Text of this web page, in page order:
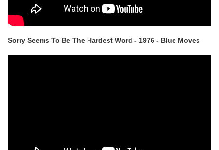
Sorry Seems To Be The Hardest Word - 1976 - Blue Moves